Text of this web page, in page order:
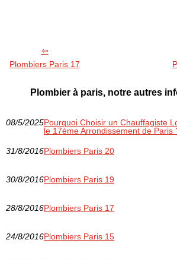
Plombiers Paris 17
Plombier à paris, notre autres
08/5/2025Pourquoi Choisir un Chauffagiste
le 17ème Arrondissement de Paris
31/8/2016Plombiers Paris 20
30/8/2016Plombiers Paris 19
28/8/2016Plombiers Paris 17
24/8/2016Plombiers Paris 15